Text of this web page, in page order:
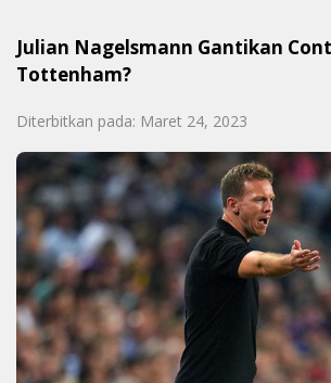
Julian Nagelsmann Gantikan
Tottenham?
Diterbitkan pada: Maret 24, 2023